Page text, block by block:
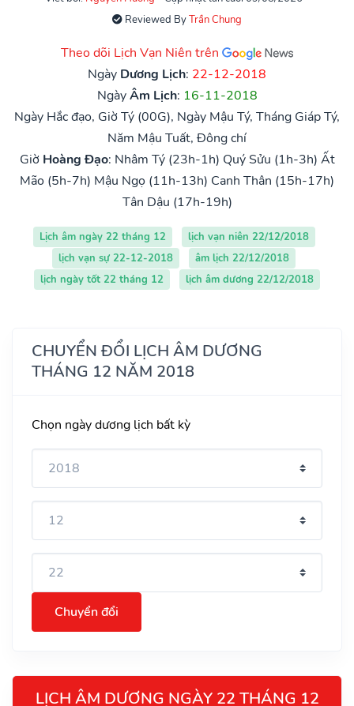
Reviewed ByTrần Chung
Theo dõi Lịch Vạn Niên trên
Ngày Dương Lịch: 22-12-2018
NgàyÂm Lịch: 16-11-2018
Ngày Hắc đạo, Giờ Tý (00G), Ngày Mậu Tý, Tháng Giáp Tý,
Năm Mậu Tuất, Đông chí
Giờ Hoàng Đạo: Nhâm Tý (23h-1h) Quý Sửu (1h-3h) Ất
Mão (5h-7h) Mậu Ngọ (11h-13h) Canh Thân (15h-17h)
Tân Dậu (17h-19h)
Lịch âm ngày 22 tháng 12
lịch vạn niên 22/12/2018
lịch vạn sự 22-12-2018
âm lịch 22/12/2018
lịch ngày tốt 22 tháng 12
lịch âm dương 22/12/2018
CHUYỂN ĐỔI LỊCH ÂM DƯƠNG
THÁNG 12 NĂM 2018
Chọn ngày dương lịch bất kỳ
Chuyển đổi
LỊCH ÂM DƯƠNG NGÀY 22 THÁNG 12